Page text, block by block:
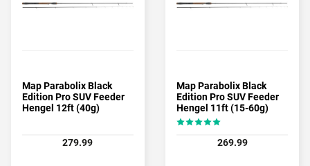
Map Parabolix Black
Edition Pro SUV Feeder
Hengel 12ft (40g)
279.99
Map Parabolix Black
Edition Pro SUV Feeder
Hengel 11ft (15-60g)
269.99